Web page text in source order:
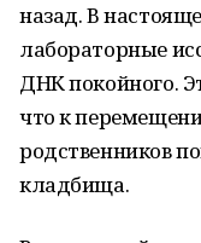
назад. В
лабораторные
ДНК покойного.
что к
родственников
кладбища.